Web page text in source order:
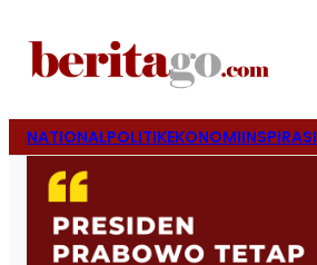
NATIONALPOLITIKEKONOMIINSPIRASI